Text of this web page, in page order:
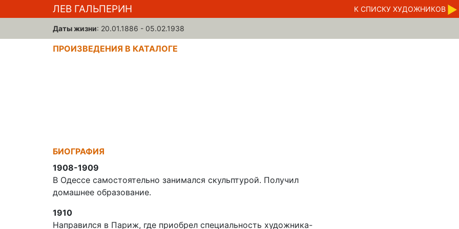
ЛЕВ ГАЛЬПЕРИН К CПИСКУ ХУДОЖНИКОВ
Даты жизни: 20.01.1886 - 05.02.1938
ПРОИЗВЕДЕНИЯ В КАТАЛОГЕ
БИОГРАФИЯ
1908-1909
В Одессе самостоятельно занимался скульптурой. Получил
домашнее образование.
1910
Направился в Париж, где приобрел специальность художника-